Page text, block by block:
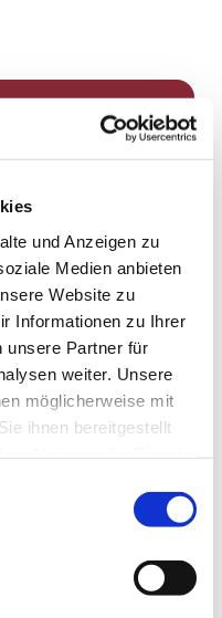
und Anzeigen zu
Medien anbieten
Website zu
Informationen zu Ihrer
unsere Partner für
weiter. Unsere
möglicherweise mit
ihnen bereitgestellt
auch